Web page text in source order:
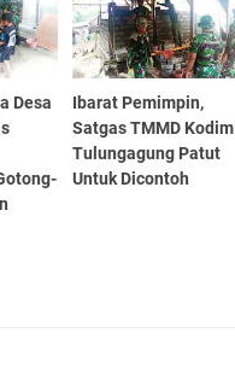
Desa
Ibarat Pemimpin,
Satgas TMMD Kodim
Tulungagung Patut
Untuk Dicontoh